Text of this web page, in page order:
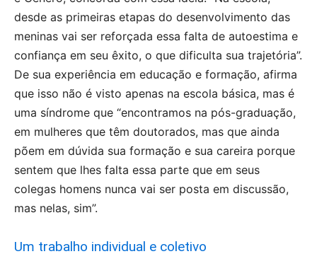
desde as primeiras etapas do desenvolvimento das
meninas vai ser reforçada essa falta de autoestima e
confiança em seu êxito, o que dificulta sua trajetória”.
De sua experiência em educação e formação, afirma
que isso não é visto apenas na escola básica, mas é
uma síndrome que “encontramos na pós-graduação,
em mulheres que têm doutorados, mas que ainda
põem em dúvida sua formação e sua careira porque
sentem que lhes falta essa parte que em seus
colegas homens nunca vai ser posta em discussão,
mas nelas, sim”.
Um trabalho individual e coletivo